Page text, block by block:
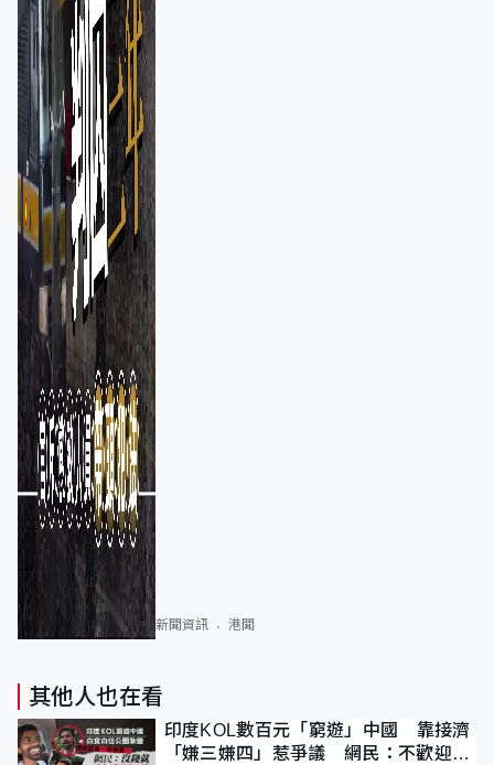
新聞資訊 港聞
其他人也在看
印度KOL數百元「窮遊」中國 靠接濟
「嫌三嫌四」惹爭議 網民：不歡迎劣